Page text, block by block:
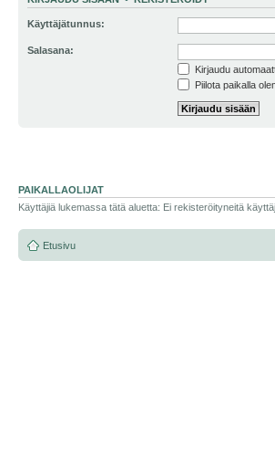
Käyttäjätunnus:
Salasana:
Kirjaudu
Piilota paikalla
PAIKALLAOLIJAT
Käyttäjiä lukemassa tätä aluetta: Ei rekisteröityneitä
Etusivu